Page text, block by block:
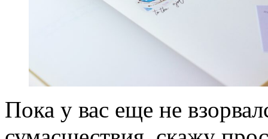
Пока у вас еще не